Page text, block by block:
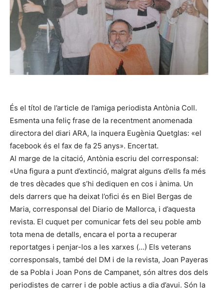
És el títol de l’article de l’amiga periodista Antònia Coll.
Esmenta una feliç frase de la recentment anomenada
directora del diari ARA, la inquera Eugènia Quetglas: «el
facebook és el fax de fa 25 anys». Encertat.
Al marge de la citació, Antònia escriu del corresponsal:
«Una figura a punt d’extinció, malgrat alguns d’ells fa més
de tres dècades que s’hi dediquen en cos i ànima. Un
dels darrers que ha deixat l’ofici és en Biel Bergas de
Maria, corresponsal del Diario de Mallorca, i d’aquesta
revista. El cuquet per comunicar fets del seu poble amb
tota mena de detalls, encara el porta a recuperar
reportatges i penjar-los a les xarxes (…) Els veterans
corresponsals, també del DM i de la revista, Joan Payeras
de sa Pobla i Joan Pons de Campanet, són altres dos dels
periodistes de carrer i de poble actius a dia d’avui. Són la